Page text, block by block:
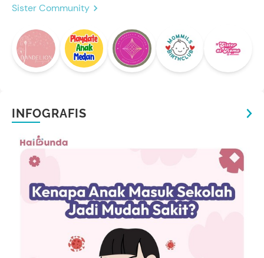
Sister Community
INFOGRAFIS